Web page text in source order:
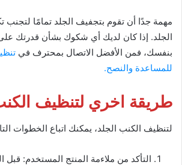
مهمة جدًا أن تقوم بتجفيف الجلد تمامًا لتجنب
الجلد. إذا كان لديك أي شكوك بشأن قدرتك
بنفسك، فمن الأفضل الاتصال بمحترف في
للمساعدة والنصح.
طريقة اخري لتنظيف
لتنظيف الكنب الجلد، يمكنك اتباع الخطوات
التأكد من ملاءمة المنتج المستخدم: قبل